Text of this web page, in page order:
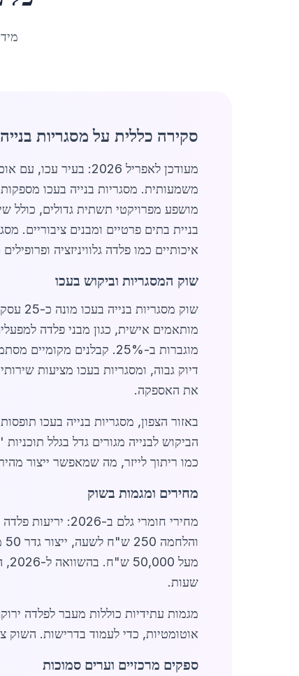
סקירה כללית על מסגריות
מעודכן לאפריל 2026: בעיר עכו, עם אוכלוסייה של 49,614 תושבים באזור הצפון של ישראל, תעשיית
משמעותית. מסגריות בנייה בעכו
בניית בתים פרטיים ומבנים ציבוריים.
איכותיים כמו פלדה גלוויניזציה
שוק המסגריות וביקוש בעכו
שוק
מוגברות ב-25%. קבלנים
את האספקה.
באזור הצפון, מסגריות בנייה בעכו תופסות נתח שוק של 15% מכלל
הביקוש לבנייה מגורים גדל בגלל
כמו ריתוך לייזר, מה שמאפשר ייצור מהיר
מחירים ומגמות בשוק
מעל 50,000 ש"ח. בהשוואה ל-2026, המחירים עלו ב-8% עקב אינפלציה, אך יעילות הייצור מקזזת זאת. לקוחות יכולים לקבל
שעות.
מגמות עתידיות כוללות מעבר לפלדה
אוטומטיות, כדי לעמוד בדרישות. השוק צפוי לצמוח ב-12% עד סוף 2026,
ספקים מרכזיים וערים סמוכות